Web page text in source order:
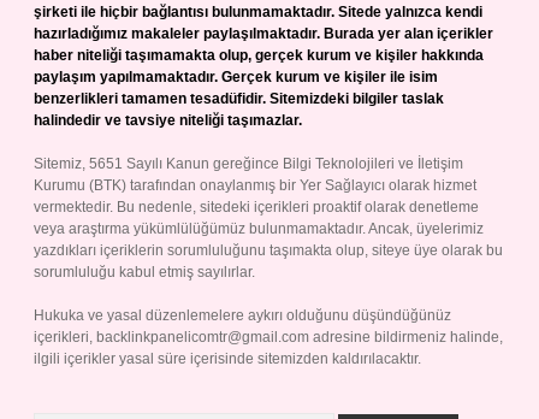
şirketi ile hiçbir bağlantısı bulunmamaktadır. Sitede yalnızca kendi
hazırladığımız makaleler paylaşılmaktadır. Burada yer alan içerikler
haber niteliği taşımamakta olup, gerçek kurum ve kişiler hakkında
paylaşım yapılmamaktadır. Gerçek kurum ve kişiler ile isim
benzerlikleri tamamen tesadüfidir. Sitemizdeki bilgiler taslak
halindedir ve tavsiye niteliği taşımazlar.
Sitemiz, 5651 Sayılı Kanun gereğince Bilgi Teknolojileri ve İletişim
Kurumu (BTK) tarafından onaylanmış bir Yer Sağlayıcı olarak hizmet
vermektedir. Bu nedenle, sitedeki içerikleri proaktif olarak denetleme
veya araştırma yükümlülüğümüz bulunmamaktadır. Ancak, üyelerimiz
yazdıkları içeriklerin sorumluluğunu taşımakta olup, siteye üye olarak bu
sorumluluğu kabul etmiş sayılırlar.
Hukuka ve yasal düzenlemelere aykırı olduğunu düşündüğünüz
içerikleri, backlinkpanelicomtr@gmail.com adresine bildirmeniz halinde,
ilgili içerikler yasal süre içerisinde sitemizden kaldırılacaktır.